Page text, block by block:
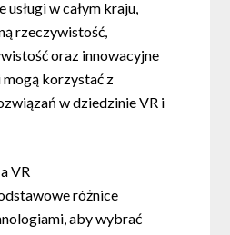
w całym kraju,
rzeczywistość,
oraz innowacyjne
korzystać z
w dziedzinie VR i
VR
różnice
aby wybrać